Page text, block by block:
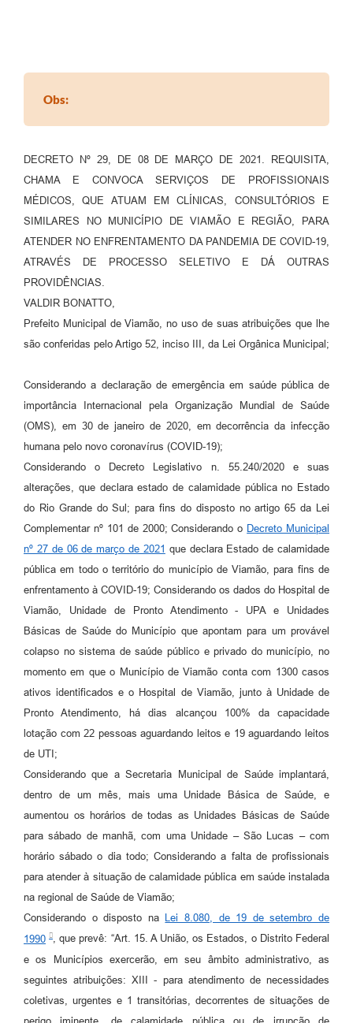
Obs:
DECRETO Nº 29, DE 08 DE MARÇO DE 2021. REQUISITA,
CHAMA E CONVOCA SERVIÇOS DE PROFISSIONAIS
MÉDICOS, QUE ATUAM EM CLÍNICAS, CONSULTÓRIOS E
SIMILARES NO MUNICÍPIO DE VIAMÃO E REGIÃO, PARA
ATENDER NO ENFRENTAMENTO DA PANDEMIA DE COVID-19,
ATRAVÉS DE PROCESSO SELETIVO E DÁ OUTRAS
PROVIDÊNCIAS.
VALDIR BONATTO,
Prefeito Municipal de Viamão, no uso de suas atribuições que lhe
são conferidas pelo Artigo 52, inciso III, da Lei Orgânica Municipal;
Considerando a declaração de emergência em saúde pública de
importância Internacional pela Organização Mundial de Saúde
(OMS), em 30 de janeiro de 2020, em decorrência da infecção
humana pelo novo coronavírus (COVID-19);
Considerando o Decreto Legislativo n. 55.240/2020 e suas
alterações, que declara estado de calamidade pública no Estado
do Rio Grande do Sul; para fins do disposto no artigo 65 da Lei
Complementar nº 101 de 2000; Considerando o Decreto Municipal
nº 27 de 06 de março de 2021 que declara Estado de calamidade
pública em todo o território do município de Viamão, para fins de
enfrentamento à COVID-19; Considerando os dados do Hospital de
Viamão, Unidade de Pronto Atendimento - UPA e Unidades
Básicas de Saúde do Município que apontam para um provável
colapso no sistema de saúde público e privado do município, no
momento em que o Município de Viamão conta com 1300 casos
ativos identificados e o Hospital de Viamão, junto à Unidade de
Pronto Atendimento, há dias alcançou 100% da capacidade
lotação com 22 pessoas aguardando leitos e 19 aguardando leitos
de UTI;
Considerando que a Secretaria Municipal de Saúde implantará,
dentro de um mês, mais uma Unidade Básica de Saúde, e
aumentou os horários de todas as Unidades Básicas de Saúde
para sábado de manhã, com uma Unidade – São Lucas – com
horário sábado o dia todo; Considerando a falta de profissionais
para atender à situação de calamidade pública em saúde instalada
na regional de Saúde de Viamão;
Considerando o disposto na Lei 8.080, de 19 de setembro de
1990
, que prevê: “Art. 15. A União, os Estados, o Distrito Federal
e os Municípios exercerão, em seu âmbito administrativo, as
seguintes atribuições: XIII - para atendimento de necessidades
coletivas, urgentes e 1 transitórias, decorrentes de situações de